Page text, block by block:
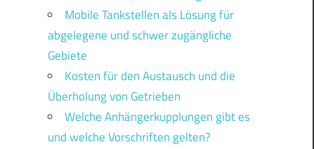
Mobile Tankstellen als Lösung für
abgelegene und schwer zugängliche
Gebiete
Kosten für den Austausch und die
Überholung von Getrieben
Welche Anhängerkupplungen gibt es
und welche Vorschriften gelten?